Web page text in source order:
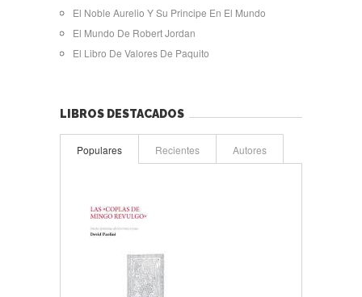
El Noble Aurelio Y Su Principe En El Mundo
El Mundo De Robert Jordan
El Libro De Valores De Paquito
LIBROS DESTACADOS
Populares Recientes Autores